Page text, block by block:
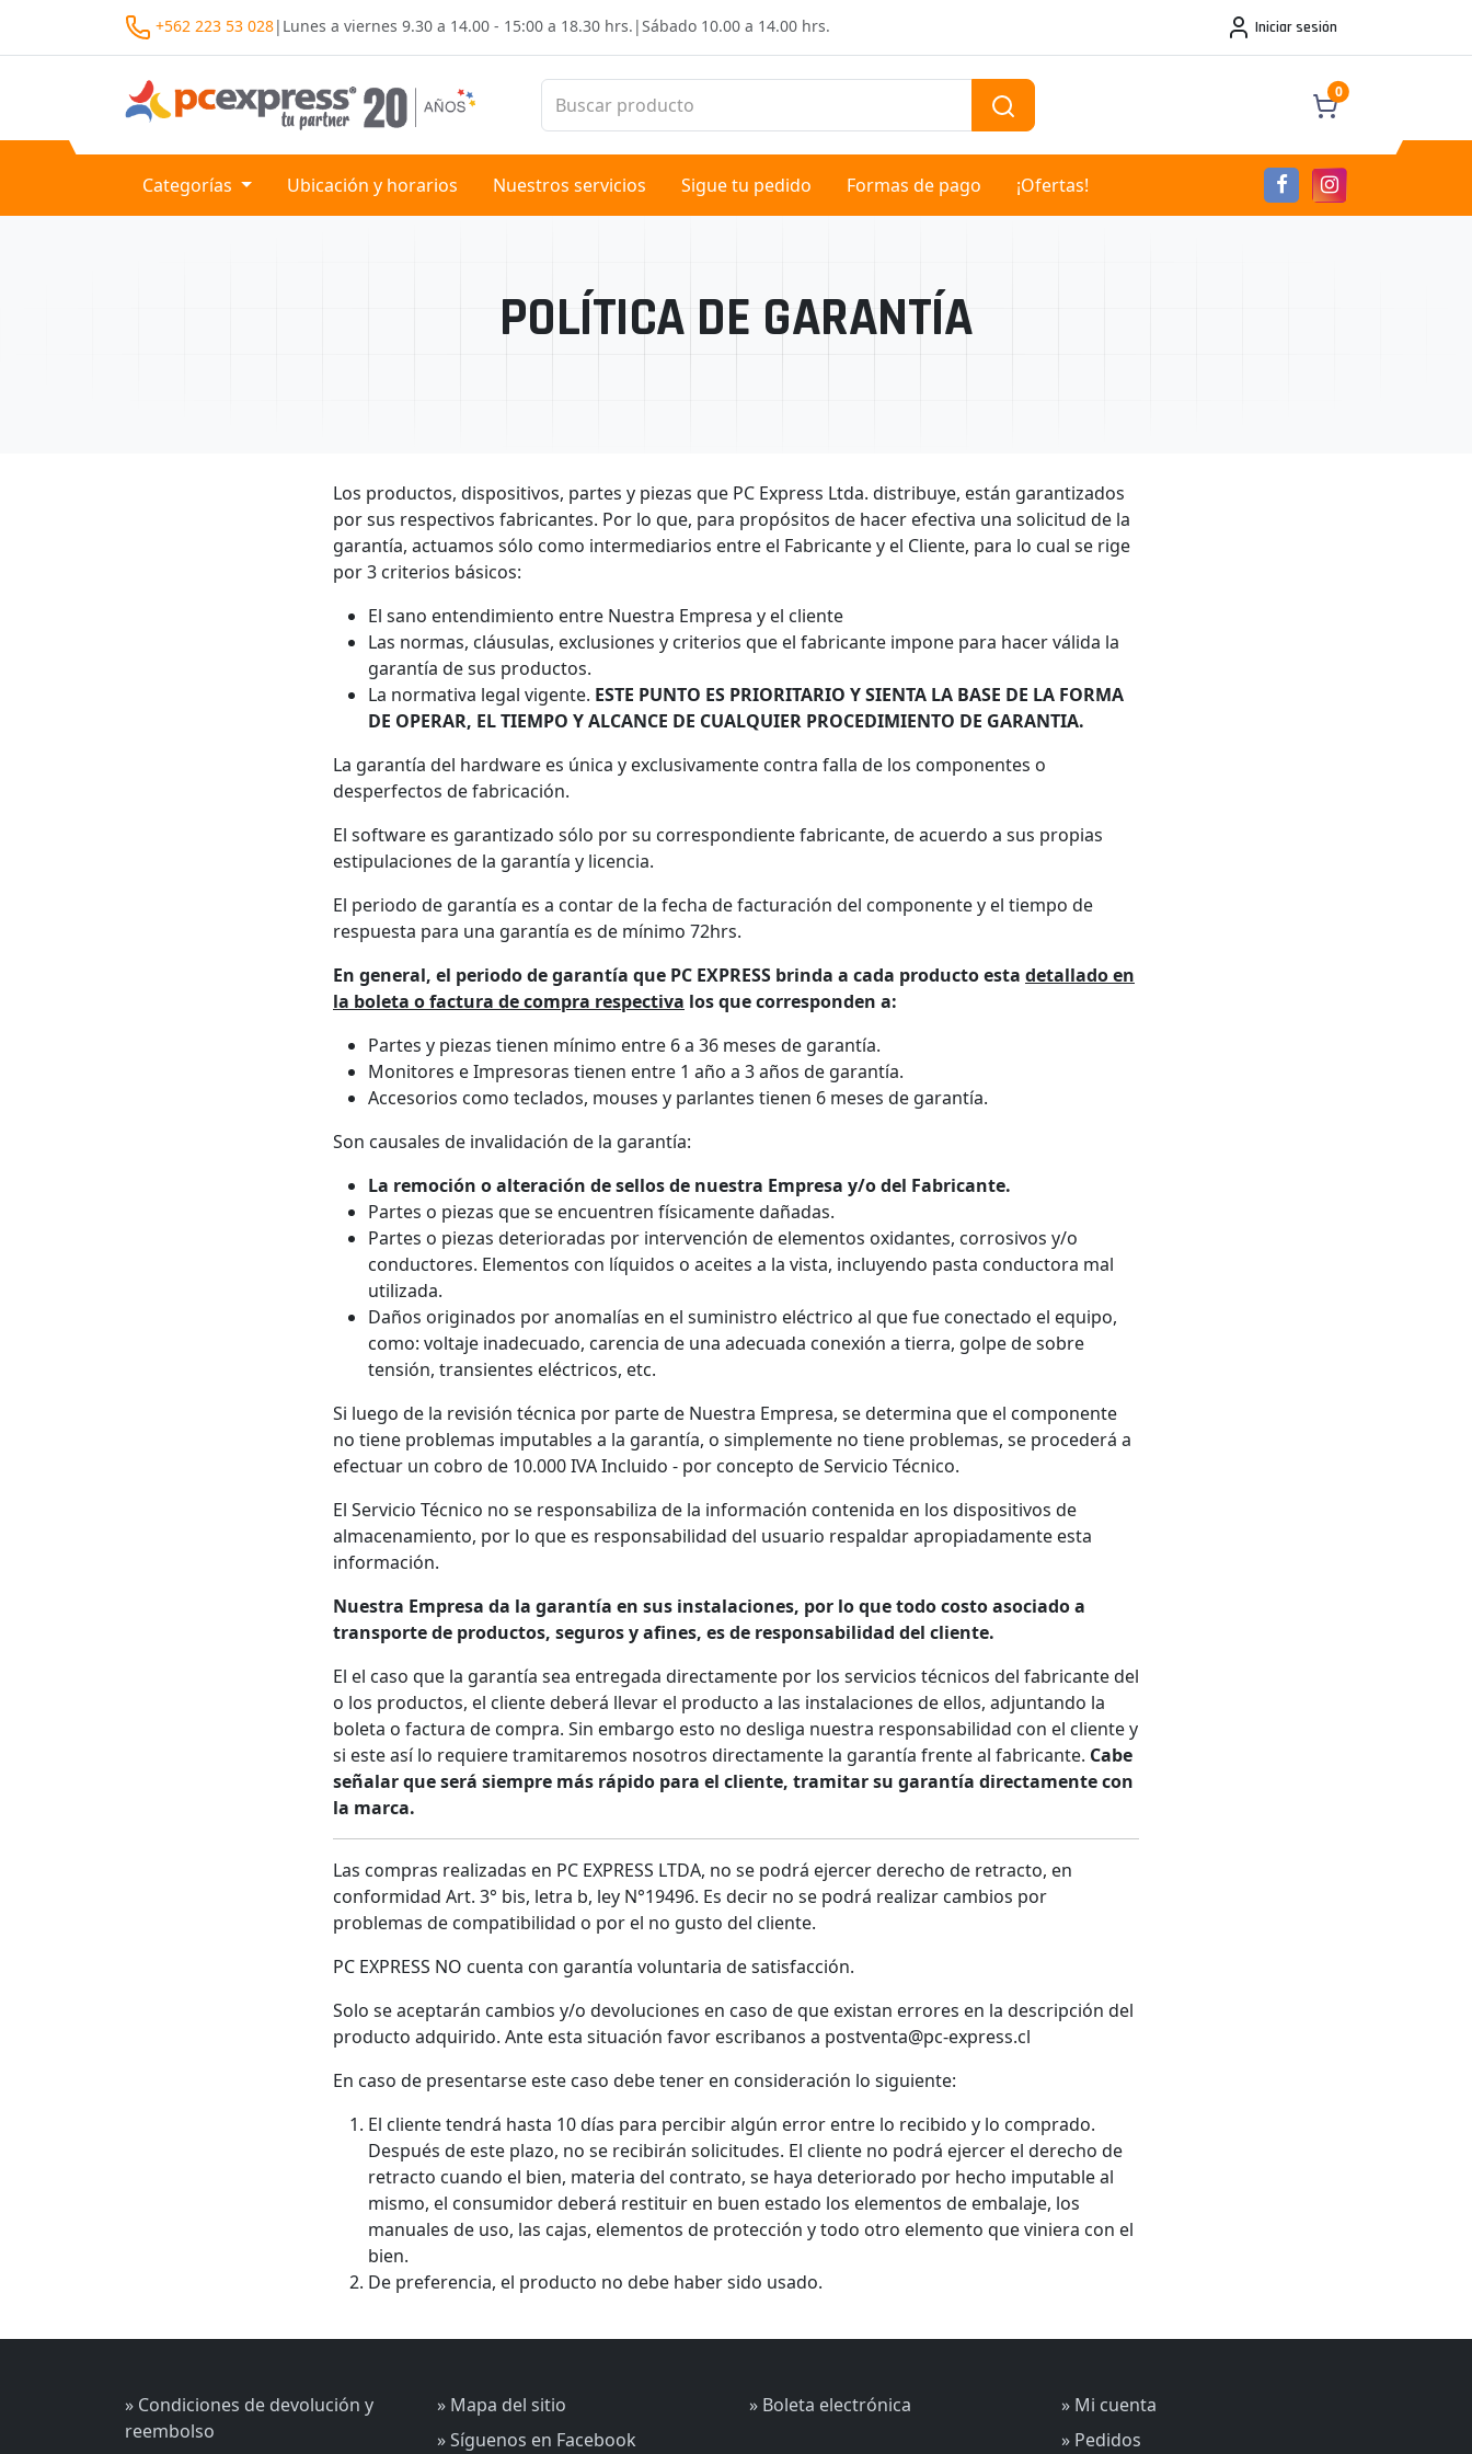
+562 223 53 028| Lunes a viernes 9.30 a 14.00 - 15:00 a 18.30 hrs. |Sábado 10.00 a 14.00 hrs. Iniciar sesión
0
Categorías Ubicación y horarios Nuestros servicios Sigue tu pedido Formas de pago ¡Ofertas!
POLÍTICA DE GARANTÍA
Los productos, dispositivos, partes y piezas que PC Express Ltda. distribuye, están garantizados
por sus respectivos fabricantes. Por lo que, para propósitos de hacer efectiva una solicitud de la
garantía, actuamos sólo como intermediarios entre el Fabricante y el Cliente, para lo cual se rige
por 3 criterios básicos:
El sano entendimiento entre Nuestra Empresa y el cliente
Las normas, cláusulas, exclusiones y criterios que el fabricante impone para hacer válida la
garantía de sus productos.
La normativa legal vigente. ESTE PUNTO ES PRIORITARIO Y SIENTA LA BASE DE LA FORMA
DE OPERAR, EL TIEMPO Y ALCANCE DE CUALQUIER PROCEDIMIENTO DE GARANTIA.
La garantía del hardware es única y exclusivamente contra falla de los componentes o
desperfectos de fabricación.
El software es garantizado sólo por su correspondiente fabricante, de acuerdo a sus propias
estipulaciones de la garantía y licencia.
El periodo de garantía es a contar de la fecha de facturación del componente y el tiempo de
respuesta para una garantía es de mínimo 72hrs.
En general, el periodo de garantía que PC EXPRESS brinda a cada producto esta detallado en
la boleta o factura de compra respectiva los que corresponden a:
Partes y piezas tienen mínimo entre 6 a 36 meses de garantía.
Monitores e Impresoras tienen entre 1 año a 3 años de garantía.
Accesorios como teclados, mouses y parlantes tienen 6 meses de garantía.
Son causales de invalidación de la garantía:
La remoción o alteración de sellos de nuestra Empresa y/o del Fabricante.
Partes o piezas que se encuentren físicamente dañadas.
Partes o piezas deterioradas por intervención de elementos oxidantes, corrosivos y/o
conductores. Elementos con líquidos o aceites a la vista, incluyendo pasta conductora mal
utilizada.
Daños originados por anomalías en el suministro eléctrico al que fue conectado el equipo,
como: voltaje inadecuado, carencia de una adecuada conexión a tierra, golpe de sobre
tensión, transientes eléctricos, etc.
Si luego de la revisión técnica por parte de Nuestra Empresa, se determina que el componente
no tiene problemas imputables a la garantía, o simplemente no tiene problemas, se procederá a
efectuar un cobro de 10.000 IVA Incluido - por concepto de Servicio Técnico.
El Servicio Técnico no se responsabiliza de la información contenida en los dispositivos de
almacenamiento, por lo que es responsabilidad del usuario respaldar apropiadamente esta
información.
Nuestra Empresa da la garantía en sus instalaciones, por lo que todo costo asociado a
transporte de productos, seguros y afines, es de responsabilidad del cliente.
El el caso que la garantía sea entregada directamente por los servicios técnicos del fabricante del
o los productos, el cliente deberá llevar el producto a las instalaciones de ellos, adjuntando la
boleta o factura de compra. Sin embargo esto no desliga nuestra responsabilidad con el cliente y
si este así lo requiere tramitaremos nosotros directamente la garantía frente al fabricante. Cabe
señalar que será siempre más rápido para el cliente, tramitar su garantía directamente con
la marca.
Las compras realizadas en PC EXPRESS LTDA, no se podrá ejercer derecho de retracto, en
conformidad Art. 3° bis, letra b, ley N°19496. Es decir no se podrá realizar cambios por
problemas de compatibilidad o por el no gusto del cliente.
PC EXPRESS NO cuenta con garantía voluntaria de satisfacción.
Solo se aceptarán cambios y/o devoluciones en caso de que existan errores en la descripción del
producto adquirido. Ante esta situación favor escribanos a postventa@pc-express.cl
En caso de presentarse este caso debe tener en consideración lo siguiente:
El cliente tendrá hasta 10 días para percibir algún error entre lo recibido y lo comprado.
Después de este plazo, no se recibirán solicitudes. El cliente no podrá ejercer el derecho de
retracto cuando el bien, materia del contrato, se haya deteriorado por hecho imputable al
mismo, el consumidor deberá restituir en buen estado los elementos de embalaje, los
manuales de uso, las cajas, elementos de protección y todo otro elemento que viniera con el
bien.
De preferencia, el producto no debe haber sido usado.
» Condiciones de devolución y
reembolso
» Mapa del sitio
» Síguenos en Facebook
» Boleta electrónica
» Mi cuenta
» Pedidos